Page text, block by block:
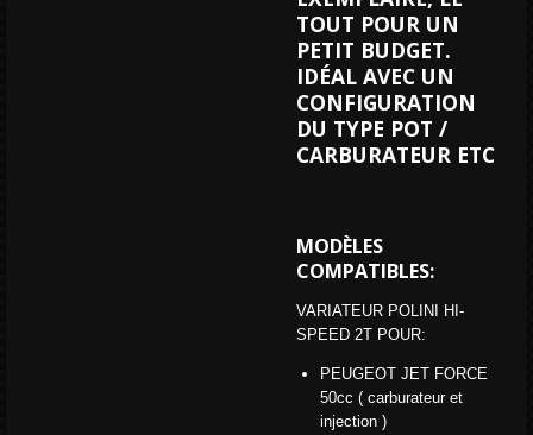
TOUT POUR UN
PETIT BUDGET.
IDÉAL AVEC UN
CONFIGURATION
DU TYPE POT /
CARBURATEUR ETC
MODÈLES
COMPATIBLES:
VARIATEUR POLINI HI-
SPEED 2T POUR:
PEUGEOT JET FORCE
50cc ( carburateur et
injection )